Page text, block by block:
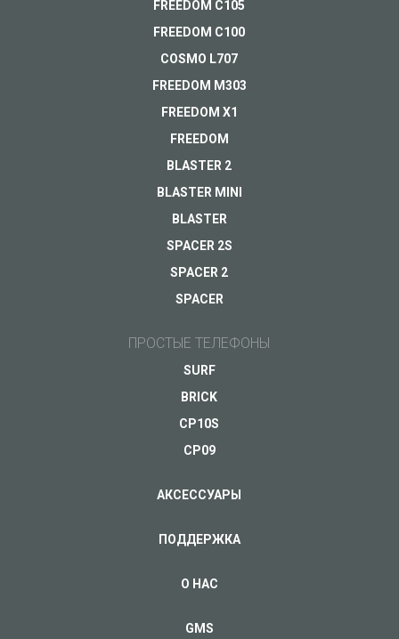
ПОДРОБНЕЕ
FREEDOM C105
FREEDOM C100
COSMO L707
FREEDOM M303
FREEDOM X1
FREEDOM
BLASTER 2
BLASTER MINI
BLASTER
SPACER 2S
SPACER 2
SPACER
ПРОСТЫЕ ТЕЛЕФОНЫ
SURF
BRICK
CP10S
CP09
АКСЕССУАРЫ
ПОДДЕРЖКА
О НАС
GMS